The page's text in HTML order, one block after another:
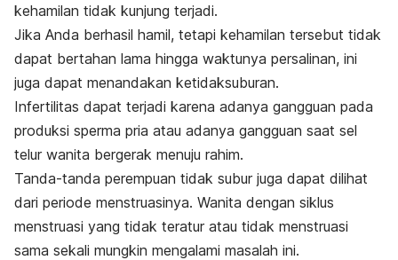
kehamilan tidak kunjung terjadi.
Jika Anda berhasil hamil, tetapi kehamilan tersebut tidak
dapat bertahan lama hingga waktunya persalinan, ini
juga dapat menandakan ketidaksuburan.
Infertilitas dapat terjadi karena adanya gangguan pada
produksi sperma pria atau adanya gangguan saat sel
telur wanita bergerak menuju rahim.
Tanda-tanda perempuan tidak subur juga dapat dilihat
dari periode menstruasinya. Wanita dengan siklus
menstruasi yang tidak teratur atau tidak menstruasi
sama sekali mungkin mengalami masalah ini.